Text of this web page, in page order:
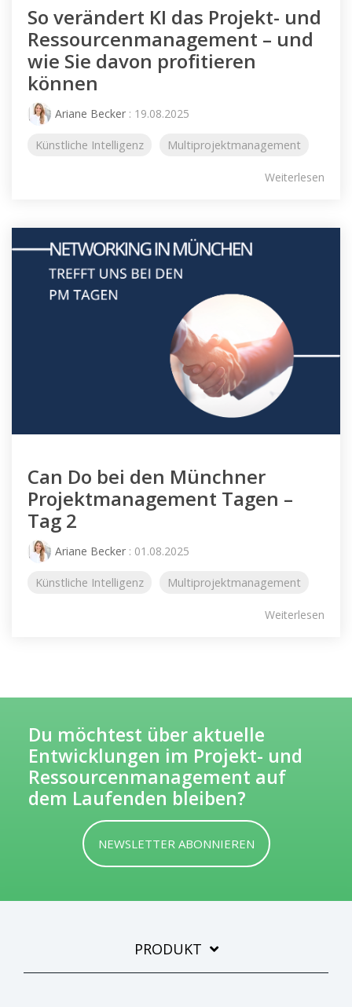
So verändert KI das Projekt- und
Ressourcenmanagement – und
wie Sie davon profitieren
können
Ariane Becker : 19.08.2025
Künstliche Intelligenz Multiprojektmanagement
Weiterlesen
Can Do bei den Münchner
Projektmanagement Tagen –
Tag 2
Ariane Becker : 01.08.2025
Künstliche Intelligenz Multiprojektmanagement
Weiterlesen
Du möchtest über aktuelle
Entwicklungen im Projekt- und
Ressourcenmanagement auf
dem Laufenden bleiben?
NEWSLETTER ABONNIEREN
PRODUKT